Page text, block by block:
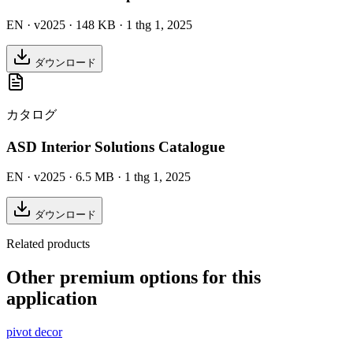
EN · v2025 · 148 KB · 1 thg 1, 2025
ダウンロード
カタログ
ASD Interior Solutions Catalogue
EN · v2025 · 6.5 MB · 1 thg 1, 2025
ダウンロード
Related products
Other premium options for this
application
pivot decor